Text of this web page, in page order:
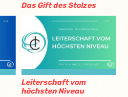
Das Gift des Stolzes
Leiterschaft vom
höchsten Niveau